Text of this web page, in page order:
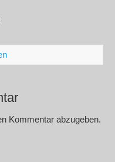
Kommentar abzugeben.